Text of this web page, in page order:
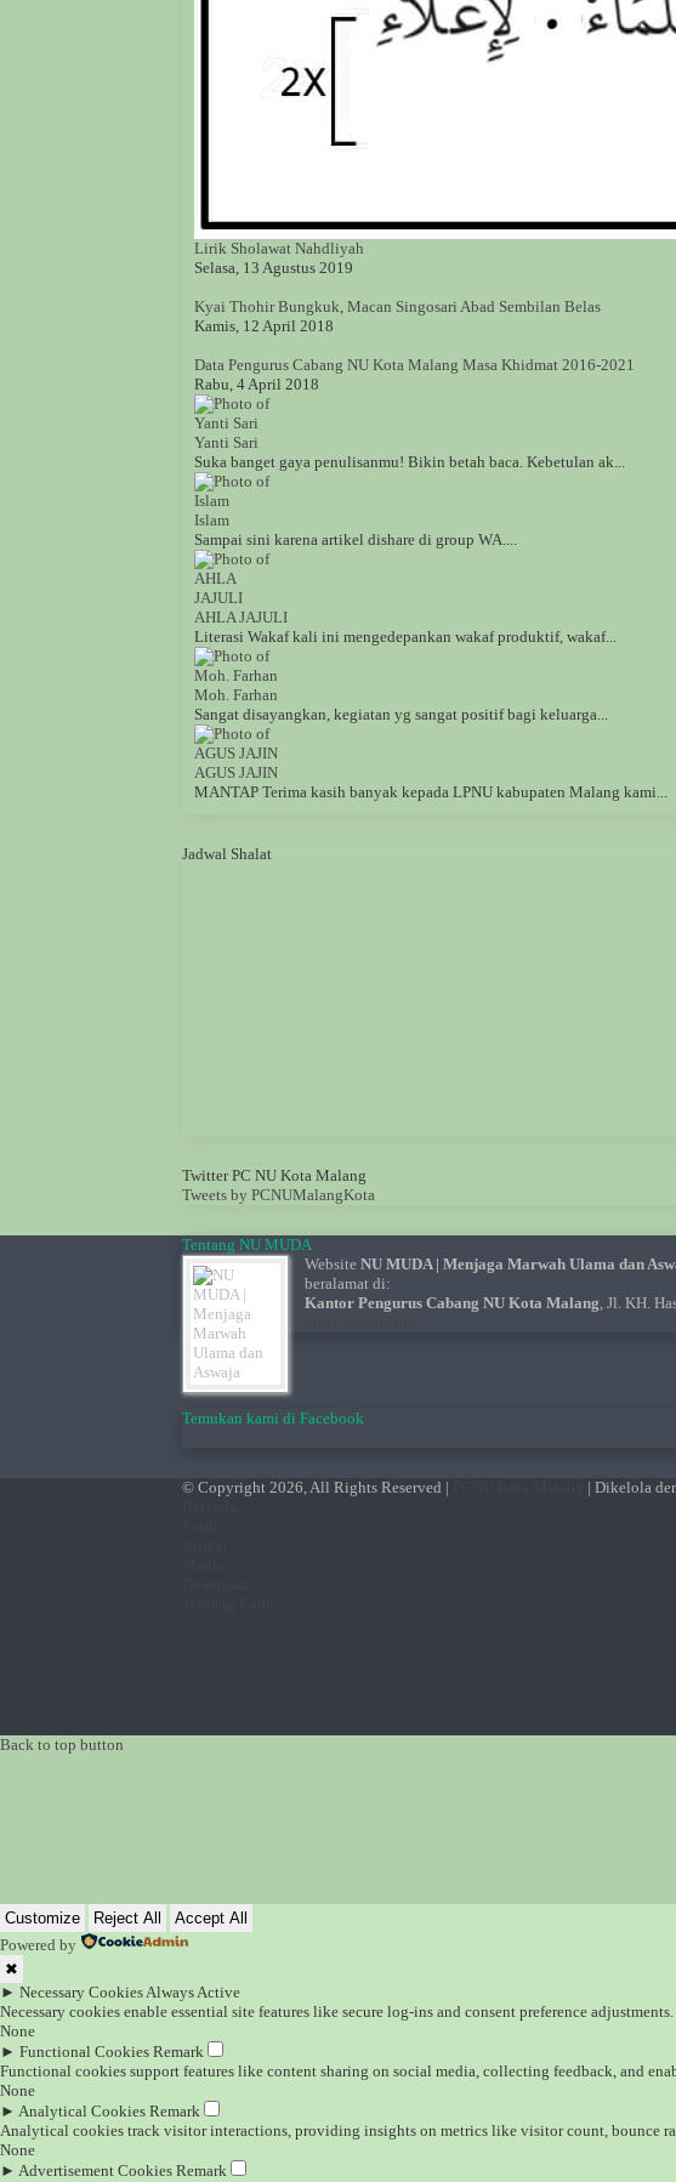
Lirik Sholawat Nahdliyah
Selasa, 13 Agustus 2019
Kyai Thohir Bungkuk, Macan Singosari Abad Sembilan Belas
Kamis, 12 April 2018
Data Pengurus Cabang NU Kota Malang Masa Khidmat 2016-2021
Rabu, 4 April 2018
Yanti Sari
Suka banget gaya penulisanmu! Bikin betah baca. Kebetulan ak...
Islam
Sampai sini karena artikel dishare di group WA....
AHLA JAJULI
Literasi Wakaf kali ini mengedepankan wakaf produktif, wakaf...
Moh. Farhan
Sangat disayangkan, kegiatan yg sangat positif bagi keluarga...
AGUS JAJIN
MANTAP Terima kasih banyak kepada LPNU kabupaten Malang kami...
Jadwal Shalat
Twitter PC NU Kota Malang
Tweets by PCNUMalangKota
Tentang NU MUDA
Website NU MUDA | Menjaga Marwah Ulama dan
beralamat di:
Kantor Pengurus Cabang NU Kota Malang, Jl. KH.
Temukan kami di Facebook
© Copyright 2026, All Rights Reserved | | Dikelola
Back to top button
Customize Reject All
Accept All
Powered by
✖
► Necessary CookiesAlways Active
Necessary cookies enable essential site features like secure log-ins and consent preference
None
► Functional Cookies Remark
Functional cookies support features like content sharing on social media, collecting feedback, and
None
► Analytical Cookies Remark
Analytical cookies track visitor interactions, providing insights on metrics like visitor count, bounce
None
► Advertisement Cookies Remark